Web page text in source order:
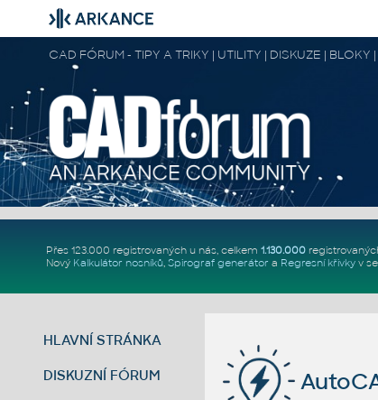
CAD FÓRUM - TIPY A TRIKY | UTILITY | DISKUZE |
Přes 123.000 registrovaných u nás, celkem 1.130.000
Nový Kalkulátor nosníků, Spirograf generátor a Regresní křivkyv
HLAVNÍ STRÁNKA
DISKUZNÍ FÓRUM